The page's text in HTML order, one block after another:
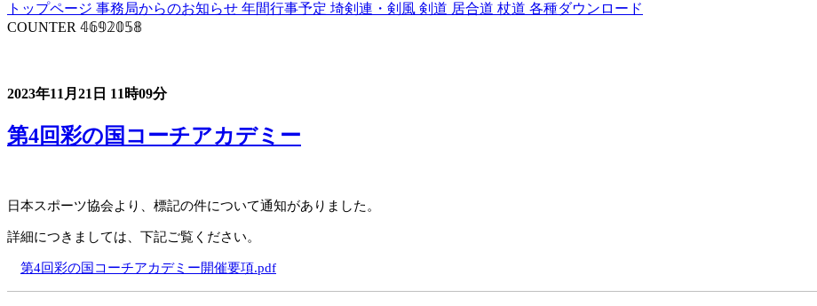
トップページ 事務局からのお知らせ 年間行事予定 埼剣連・剣風 剣道 居合道 杖道 各種ダウンロード
COUNTER 𝟜𝟞𝟡𝟚𝟘𝟝𝟠
2023年11月21日 11時09分
第4回彩の国コーチアカデミー
日本スポーツ協会より、標記の件について通知がありました。
詳細につきましては、下記ご覧ください。
第4回彩の国コーチアカデミー開催要項.pdf